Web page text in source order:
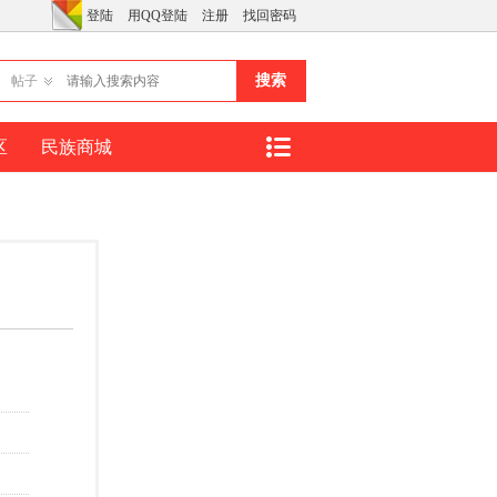
登陆 用QQ登陆 注册 找回密码
帖子 搜索
民族商城